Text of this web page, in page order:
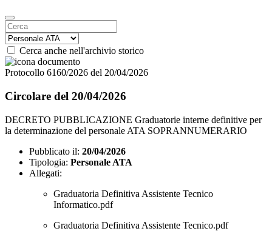
Cerca anche nell'archivio storico
Protocollo 6160/2026 del 20/04/2026
Circolare del 20/04/2026
DECRETO PUBBLICAZIONE Graduatorie interne definitive per
la determinazione del personale ATA SOPRANNUMERARIO
Pubblicato il: 20/04/2026
Tipologia: Personale ATA
Allegati:
Graduatoria Definitiva Assistente Tecnico
Informatico.pdf
Graduatoria Definitiva Assistente Tecnico.pdf